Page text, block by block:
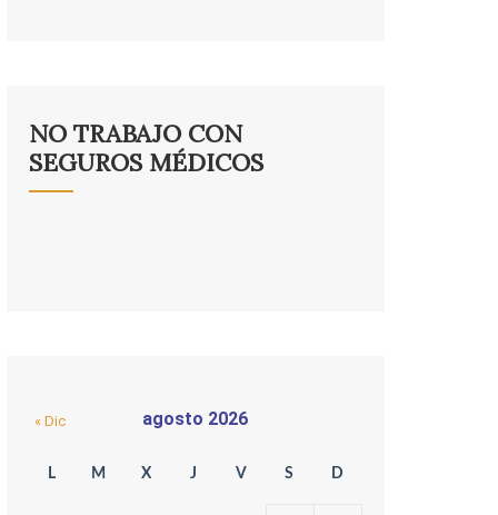
NO TRABAJO CON
SEGUROS MÉDICOS
agosto 2026
L M X J V S D
« Dic